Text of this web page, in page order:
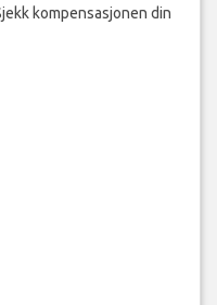
kompensasjonen din